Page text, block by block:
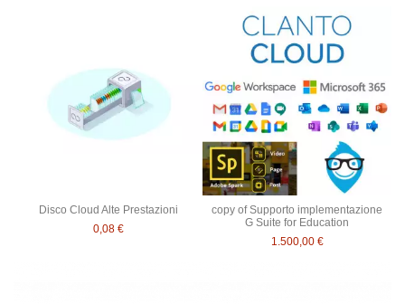
Disco Cloud Alte Prestazioni
0,08 €
copy of Supporto implementazione
G Suite for Education
1.500,00 €